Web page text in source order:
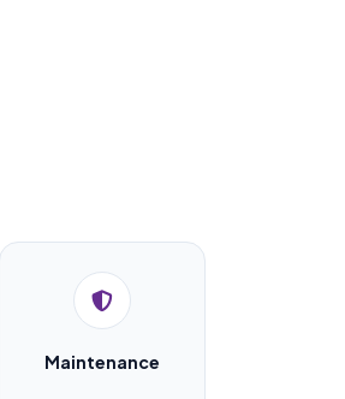
Maintenance